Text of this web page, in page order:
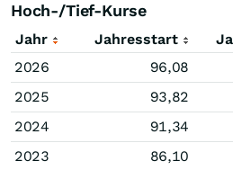
Hoch-/Tief-Kurse
Jahr Jahresstart
2026
96,08
2025
93,82
2024
91,34
2023
86,10